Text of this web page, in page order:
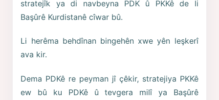
stratejîk ya di navbeyna PDK û PKKê de li
Başûrê Kurdistanê cîwar bû.
Li herêma behdînan bingehên xwe yên leşkerî
ava kir.
Dema PDKê re peyman jî çêkir, stratejiya PKKê
ew bû ku PDKê û tevgera milî ya Başûrê